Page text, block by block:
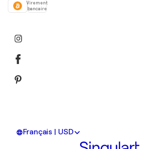
Virement
bancaire
Français | USD